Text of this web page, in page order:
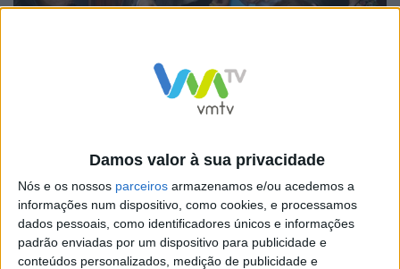
Damos valor à sua privacidade
Nós e os nossos parceiros armazenamos e/ou acedemos a
informações num dispositivo, como cookies, e processamos
dados pessoais, como identificadores únicos e informações
padrão enviadas por um dispositivo para publicidade e
conteúdos personalizados, medição de publicidade e
O magusto, uma das festividades mais emblemáticas do
outono português, foi marcado pela degustação das
castanhas assadas, acompanhadas de música e convívio
entre os presentes. A atividade proporcionou aos
participantes uma oportunidade para socializar,
partilhar experiências e celebrar as tradições da nossa
cultura.